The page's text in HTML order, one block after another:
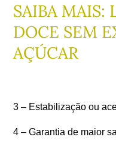
SAIBA MAIS:
DOCE SEM
AÇÚCAR
3 – Estabilização ou
4 – Garantia de maior